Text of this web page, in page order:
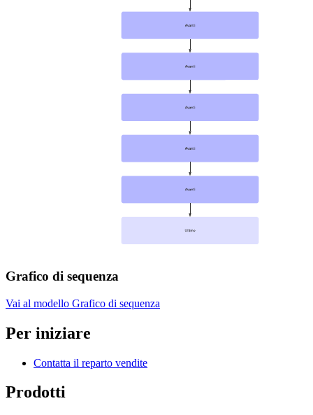
Grafico di sequenza
Vai al modello Grafico di sequenza
Per iniziare
Contatta il reparto vendite
Prodotti